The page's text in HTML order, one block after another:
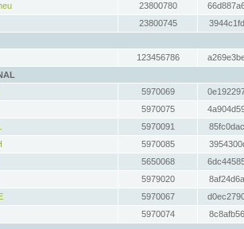
23800780
23800745
123456786
5970069
5970075
5970091
5970085
5650068
5979020
5970067
5970074